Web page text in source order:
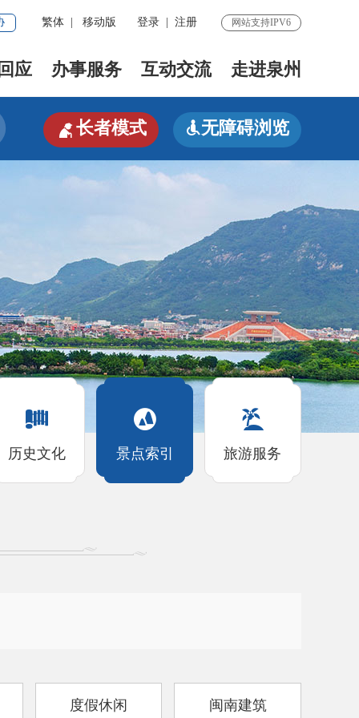
繁体 移动版 登录 注册 网站支持IPV6
应 办事服务 互动交流 走进泉州
长者模式 无障碍浏览
历史文化 景点索引 旅游服务
度假休闲 闽南建筑